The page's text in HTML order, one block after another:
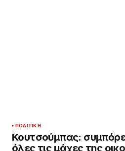
ΠΟΛΙΤΙΚΉ
Κουτσούμπας:
όλες τις μάχες της